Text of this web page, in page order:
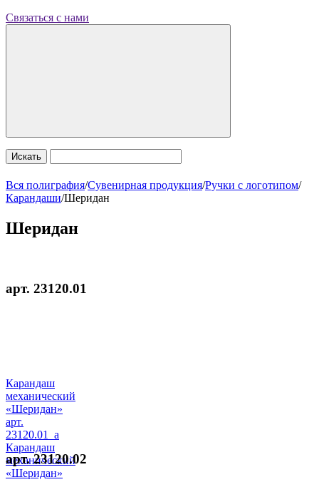
Связаться с нами
Искать
Вся полиграфия/Сувенирная продукция/Ручки с логотипом/
Карандаши/Шеридан
Шеридан
арт. 23120.01
Карандаш
механический
«Шеридан»
арт.
23120.01_a
Карандаш
механический
«Шеридан»
арт. 23120.02